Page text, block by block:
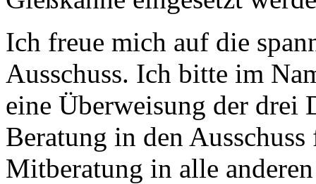
Ich freue mich auf die
Ausschuss. Ich bitte im
eine Überweisung der drei
Beratung in den
Mitberatung in alle